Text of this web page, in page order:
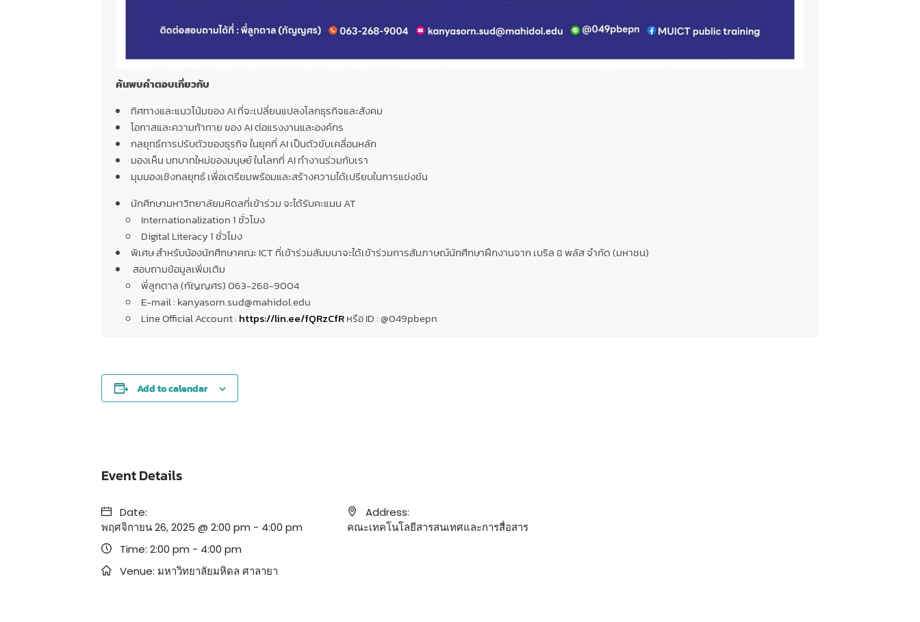
ค้นพบคำตอบเกี่ยวกับ
ทิศทางและแนวโน้มของ AI ที่จะเปลี่ยนแปลงโลกธุรกิจและสังคม
โอกาสและความท้าทาย ของ AI ต่อแรงงานและองค์กร
กลยุทธ์การปรับตัวของธุรกิจ ในยุคที่ AI เป็นตัวขับเคลื่อนหลัก
มองเห็น บทบาทใหม่ของมนุษย์ ในโลกที่ AI ทำงานร่วมกับเรา
มุมมองเชิงกลยุทธ์ เพื่อเตรียมพร้อมและสร้างความได้เปรียบในการแข่งขัน
นักศึกษามหาวิทยาลัยมหิดลที่เข้าร่วม จะได้รับคะแนน AT
Internationalization 1 ชั่วโมง
Digital Literacy 1 ชั่วโมง
พิเศษ สำหรับน้องนักศึกษาคณะ ICT ที่เข้าร่วมสัมมนาจะได้เข้าร่วมการสัมภาษณ์นักศึกษาฝึกงานจาก เบริล 8 พลัส จำกัด (มหาชน)
สอบถามข้อมูลเพิ่มเติม
พี่ลูกตาล (กัญญศร) 063-268-9004
E-mail : kanyasorn.sud@mahidol.edu
Line Official Account : https://lin.ee/fQRzCfRหรือ ID : @049pbepn
Add to calendar
Event Details
Date:
พฤศจิกายน 26, 2025 @ 2:00 pm - 4:00 pm
Time: 2:00 pm - 4:00 pm
Venue: มหาวิทยาลัยมหิดล ศาลายา
Address:
คณะเทคโนโลยีสารสนเทศและการสื่อสาร